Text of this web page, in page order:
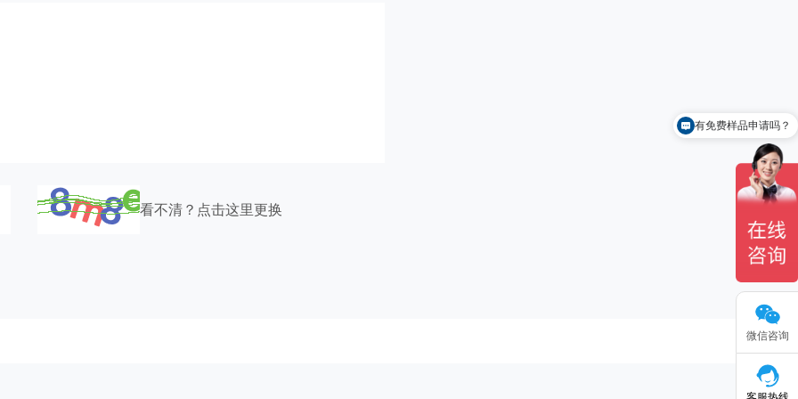
看不清？点击这里更换
微信咨询
怎么联系你们？